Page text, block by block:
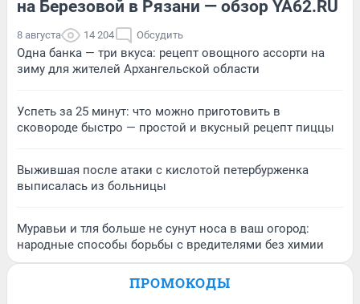
на Березовой в Рязани — обзор YA62.RU
8 августа 14 204 Обсудить
Одна банка — три вкуса: рецепт овощного ассорти на
зиму для жителей Архангельской области
Успеть за 25 минут: что можно приготовить в
сковороде быстро — простой и вкусный рецепт пиццы
Выжившая после атаки с кислотой петербурженка
выписалась из больницы
Муравьи и тля больше не сунут носа в ваш огород:
народные способы борьбы с вредителями без химии
ПРОМОКОДЫ